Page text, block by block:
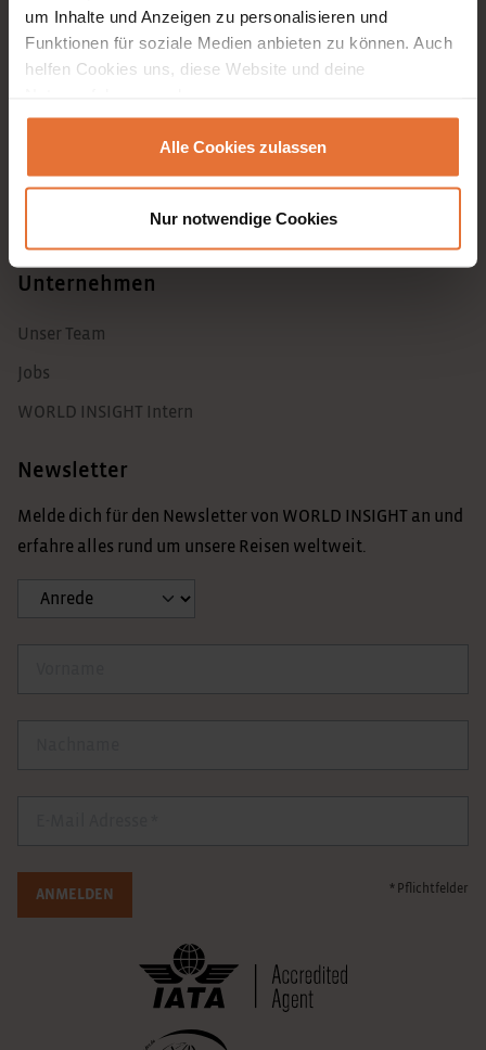
um Inhalte und Anzeigen zu personalisieren und
Funktionen für soziale Medien anbieten zu können. Auch
helfen Cookies uns, diese Website und deine
Alle Cookies zulassen
Nur notwendige Cookies
Events
WI TV
Mein WORLD INSIGHT
Unternehmen
Unser Team
Jobs
WORLD INSIGHT Intern
Newsletter
Melde dich für den Newsletter von WORLD INSIGHT an und
erfahre alles rund um unsere Reisen weltweit.
Anrede
ANMELDEN * Pflichtfelder